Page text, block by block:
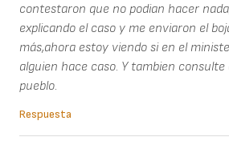
contestaron que no podian hacer
explicando el caso y me enviaron el
más,ahora estoy viendo si en el
alguien hace caso. Y tambien
pueblo.
Respuesta